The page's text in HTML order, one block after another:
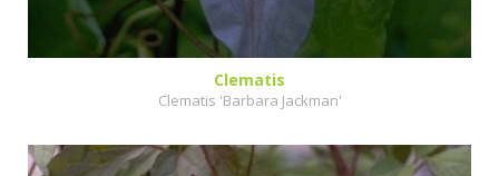
Clematis
Clematis 'Barbara Jackman'